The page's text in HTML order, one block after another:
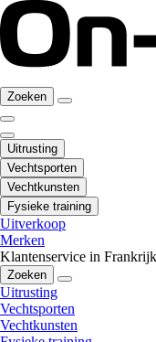
Zoeken
Uitrusting
Vechtsporten
Vechtkunsten
Fysieke training
Uitverkoop
Merken
Klantenservice in Frankrijk
Zoeken
Uitrusting
Vechtsporten
Vechtkunsten